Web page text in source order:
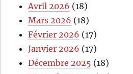
Avril 2026 (18)
Mars 2026 (18)
Février 2026 (17)
Janvier 2026 (17)
Décembre 2025 (18)